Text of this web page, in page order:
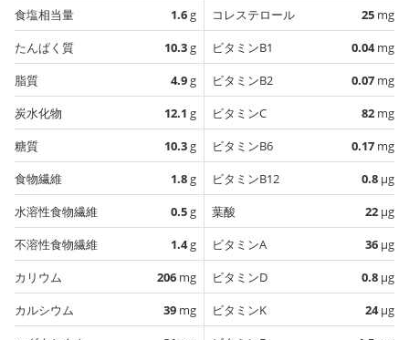
食塩相当量
1.6g
たんぱく質
10.3g
脂質
4.9g
炭水化物
12.1 g
糖質
10.3g
食物繊維
1.8g
水溶性食物繊維
0.5g
不溶性食物繊維
1.4g
カリウム
206 mg
カルシウム
39 mg
コレステロール
25 mg
ビタミンB1
0.04mg
ビタミンB2
0.07 mg
ビタミンC
82 mg
ビタミンB6
0.17 mg
ビタミンB12
0.8 µg
葉酸
22 µg
ビタミンA
36 µg
ビタミンD
0.8 µg
ビタミンK
24µg